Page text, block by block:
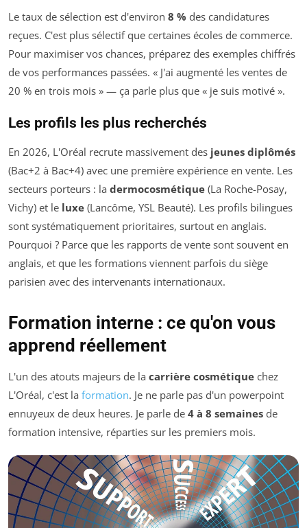
Le taux de sélection est d'environ 8 % des candidatures
reçues. C'est plus sélectif que certaines écoles de commerce.
Pour maximiser vos chances, préparez des exemples chiffrés
de vos performances passées. « J'ai augmenté les ventes de
20 % en trois mois » — ça parle plus que « je suis motivé ».
Les profils les plus recherchés
En 2026, L'Oréal recrute massivement des jeunes diplômés
(Bac+2 à Bac+4) avec une première expérience en vente. Les
secteurs porteurs : la dermocosmétique (La Roche-Posay,
Vichy) et le luxe (Lancôme, YSL Beauté). Les profils bilingues
sont systématiquement prioritaires, surtout en anglais.
Pourquoi ? Parce que les rapports de vente sont souvent en
anglais, et que les formations viennent parfois du siège
parisien avec des intervenants internationaux.
Formation interne : ce qu'on vous
apprend réellement
L'un des atouts majeurs de la carrière cosmétique chez
L'Oréal, c'est la formation. Je ne parle pas d'un powerpoint
ennuyeux de deux heures. Je parle de 4 à 8 semaines de
formation intensive, réparties sur les premiers mois.